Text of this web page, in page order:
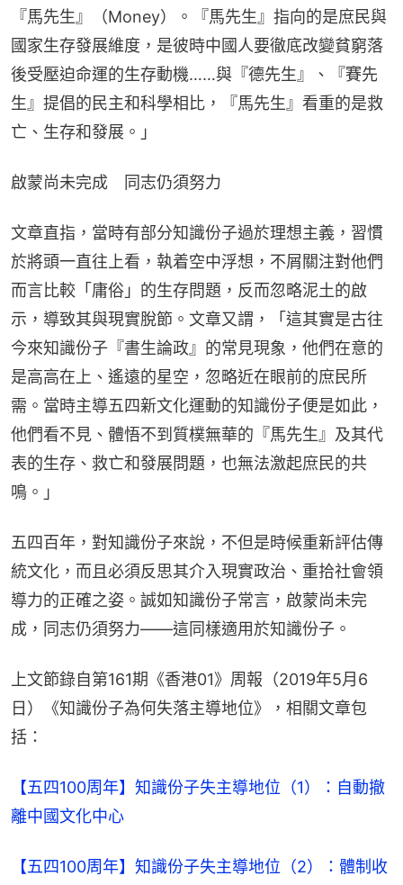
『馬先生』（Money）。『馬先生』指向的是庶民與
國家生存發展維度，是彼時中國人要徹底改變貧窮落
後受壓迫命運的生存動機……與『德先生』、『賽先
生』提倡的民主和科學相比，『馬先生』看重的是救
亡、生存和發展。」
啟蒙尚未完成　同志仍須努力
文章直指，當時有部分知識份子過於理想主義，習慣
於將頭一直往上看，執着空中浮想，不屑關注對他們
而言比較「庸俗」的生存問題，反而忽略泥土的啟
示，導致其與現實脫節。文章又謂，「這其實是古往
今來知識份子『書生論政』的常見現象，他們在意的
是高高在上、遙遠的星空，忽略近在眼前的庶民所
需。當時主導五四新文化運動的知識份子便是如此，
他們看不見、體悟不到質樸無華的『馬先生』及其代
表的生存、救亡和發展問題，也無法激起庶民的共
鳴。」
五四百年，對知識份子來說，不但是時候重新評估傳
統文化，而且必須反思其介入現實政治、重拾社會領
導力的正確之姿。誠如知識份子常言，啟蒙尚未完
成，同志仍須努力——這同樣適用於知識份子。
上文節錄自第161期《香港01》周報（2019年5月6
日）《知識份子為何失落主導地位》，相關文章包
括：
【五四100周年】知識份子失主導地位（1）：自動撤
離中國文化中心
【五四100周年】知識份子失主導地位（2）：體制收